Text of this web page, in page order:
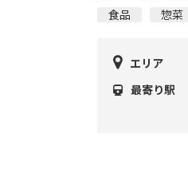
食品
惣菜
エリア
最寄り駅